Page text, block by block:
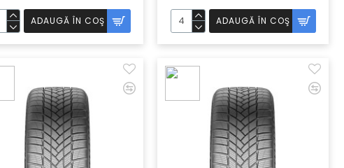
ADAUGĂ ÎN COŞ ADAUGĂ ÎN COŞ